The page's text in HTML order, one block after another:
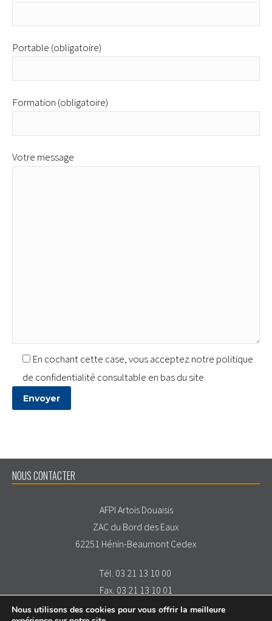
Portable (obligatoire)
Formation (obligatoire)
Votre message
En cochant cette case, vous acceptez notre politique
de confidentialité consultable en bas du site
NOUS CONTACTER
AFPI Artois Douaisis
ZAC du Bord des Eaux
62251 Hénin-Beaumont Cedex
Tél. 03 21 13 10 00
Fax. 03 21 13 10 01
Nous utilisons des cookies pour vous offrir la meilleure